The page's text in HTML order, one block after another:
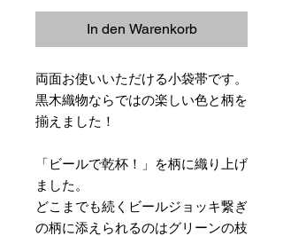
In den Warenkorb
両面お使いいただける小袋帯です。
黒木織物ならではの楽しい色と柄を
揃えました！
「ビールで乾杯！」を柄に織り上げ
ました。
どこまでも続くビールジョッキ繋ぎ
の柄に添えられるのはグリーンの枝